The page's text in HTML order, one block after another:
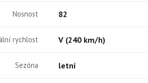
Nosnost 82
rychlost V (240 km/h)
Sezóna letní